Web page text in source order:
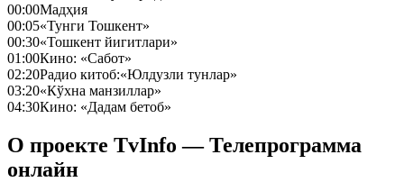
00:00Мадҳия
00:05«Тунги Тошкент»
00:30«Тошкент йигитлари»
01:00Кино: «Сабот»
02:20Радио китоб:«Юлдузли тунлар»
03:20«Кўхна манзиллар»
04:30Кино: «Дадам бетоб»
О проекте TvInfo — Телепрограмма
онлайн